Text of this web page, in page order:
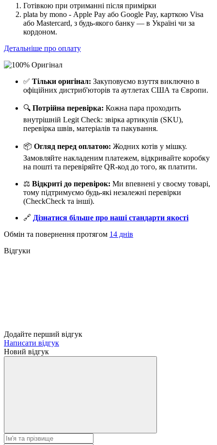
Готівкою при отриманні після примірки
plata by mono - Apple Pay або Google Pay, карткою Visa
або Mastercard, з будь-якого банку — в Україні чи за
кордоном.
Детальніше про оплату
✅ Тільки оригінал: Закуповуємо взуття виключно в
офіційних дистриб'юторів та аутлетах США та Європи.
🔍 Потрійна перевірка: Кожна пара проходить
внутрішній Legit Check: звірка артикулів (SKU),
перевірка швів, матеріалів та пакування.
📦 Огляд перед оплатою: Жодних котів у мішку.
Замовляйте накладеним платежем, відкривайте коробку
на пошті та перевіряйте QR-код до того, як платити.
⚖️ Відкриті до перевірок: Ми впевнені у своєму товарі,
тому підтримуємо будь-які незалежні перевірки
(CheckCheck та інші).
🔗 Дізнатися більше про наші стандарти якості
Обмін та повернення протягом 14 днів
Відгуки
Додайте перший відгук
Написати відгук
Новий відгук